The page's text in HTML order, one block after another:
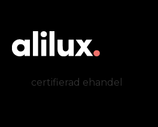
certifierad ehandel